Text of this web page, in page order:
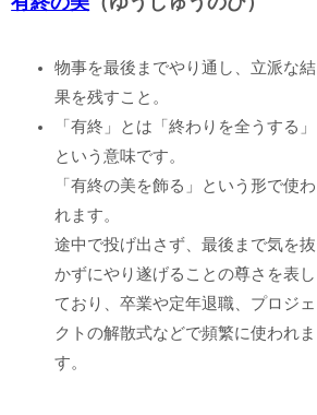
物事を最後までやり通し、立派な結
果を残すこと。
「有終」とは「終わりを全うする」
という意味です。
「有終の美を飾る」という形で使わ
れます。
途中で投げ出さず、最後まで気を抜
かずにやり遂げることの尊さを表し
ており、卒業や定年退職、プロジェ
クトの解散式などで頻繁に使われま
す。